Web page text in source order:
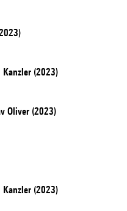
Kanzler (2023)
Oliver (2023)
Kanzler (2023)